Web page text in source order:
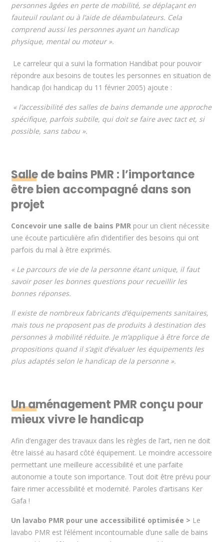
personnes âgées en perte de mobilité, se déplaçant en
fauteuil roulant ou à l’aide de déambulateurs. Cela
comprend aussi les personnes ayant un handicap
physique, mental ou moteur ».
Le carreleur qui a suivi la formation Handibat pour pouvoir
répondre aux besoins de toutes les personnes en situation de
handicap (loi handicap du 11 février 2005) ajoute :
« l’accessibilité des salles de bains demande une approche
spécifique, parfois subtile, qui doit se faire avec tact et, si
possible, sans tabou ».
Salle de bains PMR : l’importance
être bien accompagné dans son
projet
Concevoir une salle de bains PMR pour un client nécessite
une écoute particulière afin d’identifier des besoins qui ont
parfois du mal à être exprimés.
« Le parcours de vie de la personne étant unique, il faut
savoir poser les bonnes questions pour recueillir les
bonnes réponses.
Il existe de nombreux fabricants d’équipements sanitaires,
mais tous ne proposent pas de produits à destination des
personnes à mobilité réduite. Je m’applique à être force de
propositions quand il s’agit d’évaluer les équipements les
plus adaptés selon le handicap de la personne ».
Un aménagement PMR conçu pour
mieux vivre le handicap
Afin d’engager des travaux dans les règles de l’art, rien ne doit
être laissé au hasard côté équipement. Le moindre accessoire
permettant une meilleure accessibilité et une parfaite
autonomie a toute son importance. Tout doit être prévu pour
faire rimer accessibilité et modernité. Paroles d’artisans Ker
Gafa !
Un lavabo PMR pour une accessibilité optimisée > Le
lavabo PMR est l’élément incontournable d’une salle de bains